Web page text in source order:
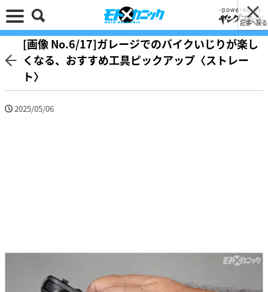
記事へ戻る
[画像 No.6/17]ガレージでのバイクいじりが楽し
くなる、おすすめ工具ピックアップ〈ストレー
ト〉
2025/05/06